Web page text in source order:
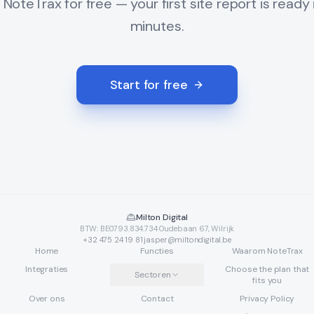
minutes.
Start for free
Milton Digital
BTW: BE0793.834.734·Oudebaan 67, Wilrijk
+32 475 24 19 81 jasper@miltondigital.be
Home Functies
Waarom NoteTrax
Integraties
Sectoren
Choose the plan that
fits you
Over ons
Contact
Privacy Policy